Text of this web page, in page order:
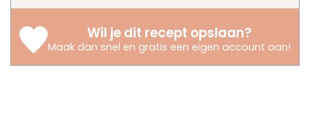
Wil je dit recept opslaan?
Maak dan snel en gratis een eigen account aan!